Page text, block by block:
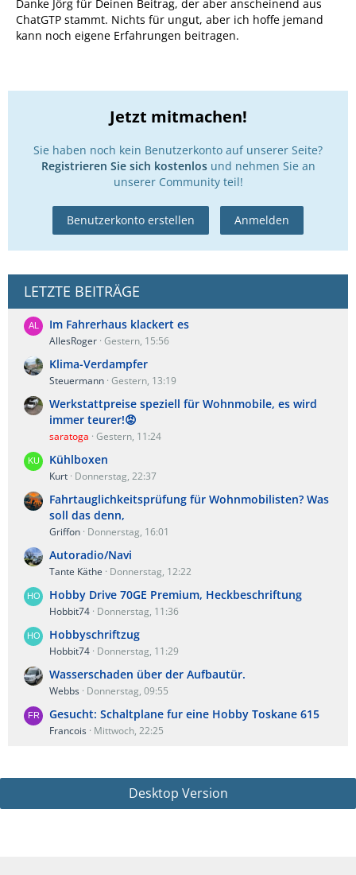
Danke Jörg für Deinen Beitrag, der aber anscheinend aus
ChatGTP stammt. Nichts für ungut, aber ich hoffe jemand
kann noch eigene Erfahrungen beitragen.
Jetzt mitmachen!
Sie haben noch kein Benutzerkonto auf unserer Seite?
Registrieren Sie sich kostenlosund nehmen Sie an
unserer Community teil!
Benutzerkonto erstellen Anmelden
LETZTE BEITRÄGE
Im Fahrerhaus klackert es
AllesRoger Gestern, 15:56
Klima-Verdampfer
Steuermann Gestern, 13:19
Werkstattpreise speziell für Wohnmobile, es wird
immer teurer!😡
saratoga Gestern, 11:24
Kühlboxen
Kurt Donnerstag, 22:37
Fahrtauglichkeitsprüfung für Wohnmobilisten? Was
soll das denn,
Griffon Donnerstag, 16:01
Autoradio/Navi
Tante Käthe Donnerstag, 12:22
Hobby Drive 70GE Premium, Heckbeschriftung
Hobbit74 Donnerstag, 11:36
Hobbyschriftzug
Hobbit74 Donnerstag, 11:29
Wasserschaden über der Aufbautür.
Webbs Donnerstag, 09:55
Gesucht: Schaltplane fur eine Hobby Toskane 615
Francois Mittwoch, 22:25
Desktop Version